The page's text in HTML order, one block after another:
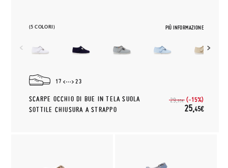
(5 COLORI) PIÙ INFORMAZIONE
17 23
SCARPE OCCHIO DI BUE IN TELA SUOLA
SOTTILE CHIUSURA A STRAPPO
29,95€ (-15%)
25,45€